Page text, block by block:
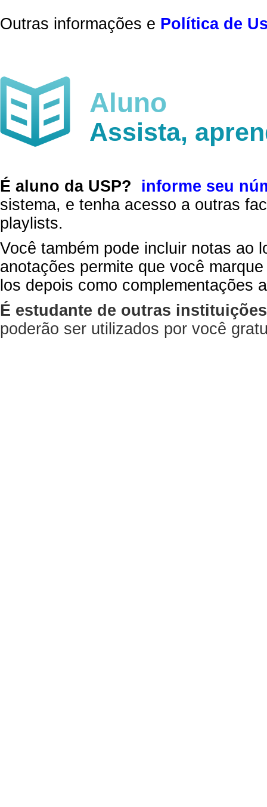
Outras informações e Política de
Aluno
Assista,
É aluno da USP?
informe seu
sistema, e tenha acesso a outras
playlists.
Você também pode incluir notas ao
anotações permite que você
los depois como complementações
É estudante de outras
poderão ser utilizados por você